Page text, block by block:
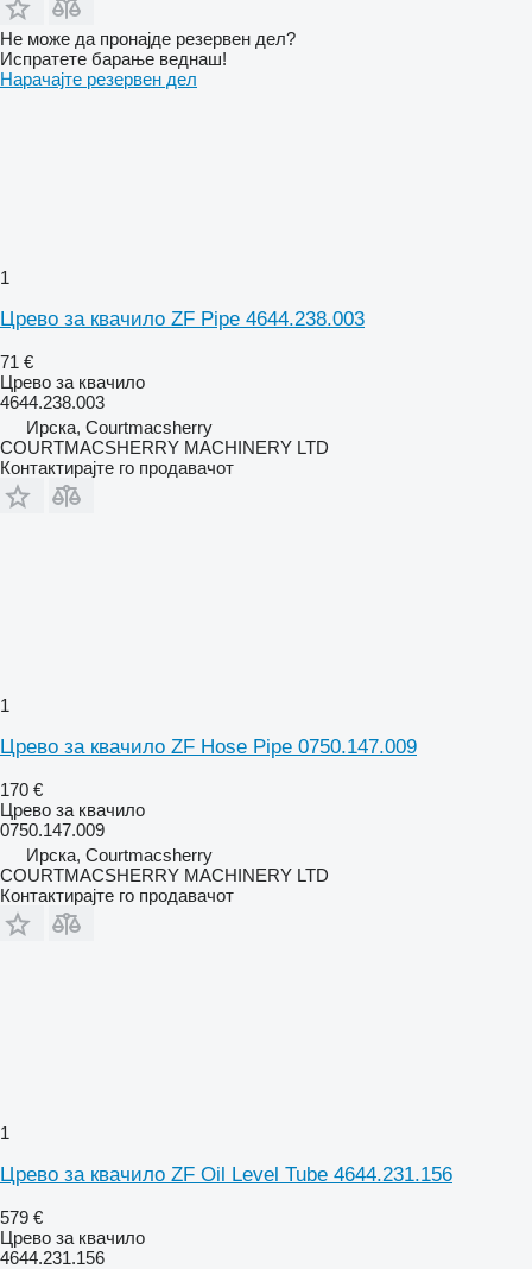
Не може да пронајде резервен дел?
Испратете барање веднаш!
Нарачајте резервен дел
1
Црево за квачило ZF Pipe 4644.238.003
71 €
Црево за квачило
4644.238.003
Ирска, Courtmacsherry
COURTMACSHERRY MACHINERY LTD
Контактирајте го продавачот
1
Црево за квачило ZF Hose Pipe 0750.147.009
170 €
Црево за квачило
0750.147.009
Ирска, Courtmacsherry
COURTMACSHERRY MACHINERY LTD
Контактирајте го продавачот
1
Црево за квачило ZF Oil Level Tube 4644.231.156
579 €
Црево за квачило
4644.231.156